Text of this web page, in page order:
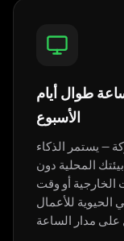
طوال أيام
الأسبوع
— يستمر الذكاء
المحلية دون
الخارجية أو وقت
للأعمال